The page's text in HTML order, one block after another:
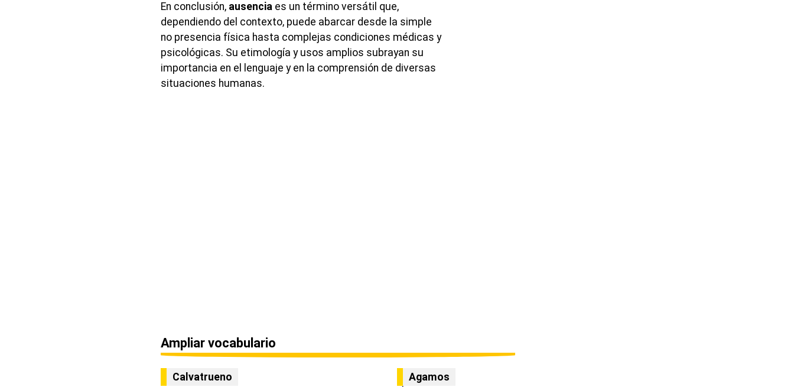
En conclusión, ausencia es un término versátil que,
dependiendo del contexto, puede abarcar desde la simple
no presencia física hasta complejas condiciones médicas y
psicológicas. Su etimología y usos amplios subrayan su
importancia en el lenguaje y en la comprensión de diversas
situaciones humanas.
Ampliar vocabulario
Calvatrueno Agamos